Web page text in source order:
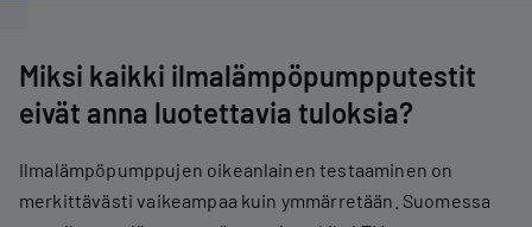
Miksi kaikki ilmalämpöpumpputestit
eivät anna luotettavia tuloksia?
Ilmalämpöpumppujen oikeanlainen testaaminen on
merkittävästi vaikeampaa kuin ymmärretään. Suomessa